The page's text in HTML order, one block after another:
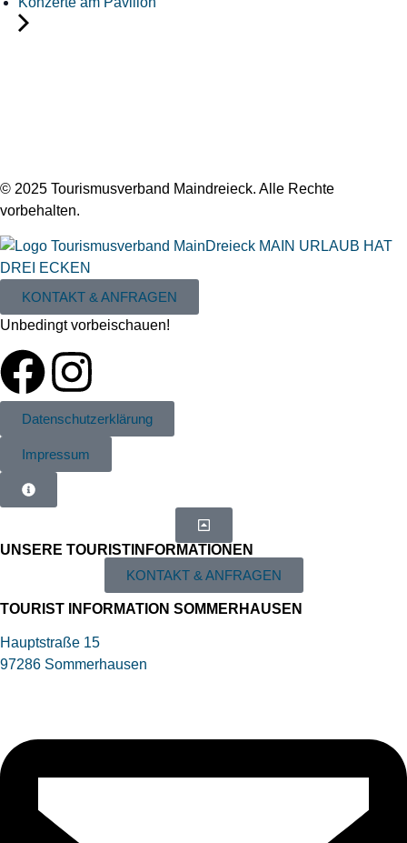
© 2025 Tourismusverband Maindreieck. Alle Rechte
vorbehalten.
KONTAKT & ANFRAGEN
Unbedingt vorbeischauen!
Datenschutzerklärung
Impressum
UNSERE TOURIST­INFORMATIONEN
KONTAKT & ANFRAGEN
TOURIST INFORMATION SOMMERHAUSEN
Hauptstraße 15
97286 Sommerhausen